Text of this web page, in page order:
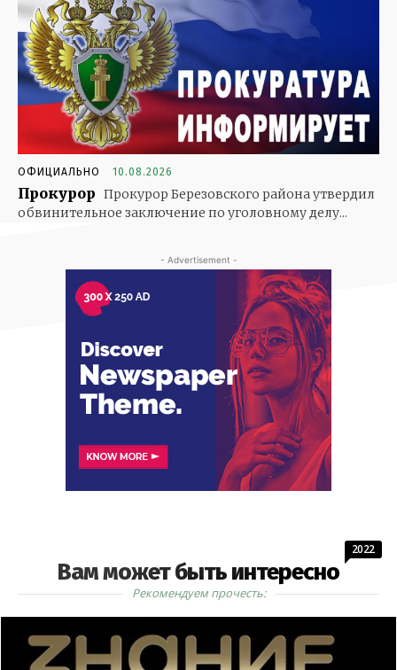
ОФИЦИАЛЬНО 10.08.2026
Прокурор Прокурор Березовского района утвердил
обвинительное заключение по уголовному делу...
- Advertisement -
Вам может быть интересно
2022
Рекомендуем прочесть: